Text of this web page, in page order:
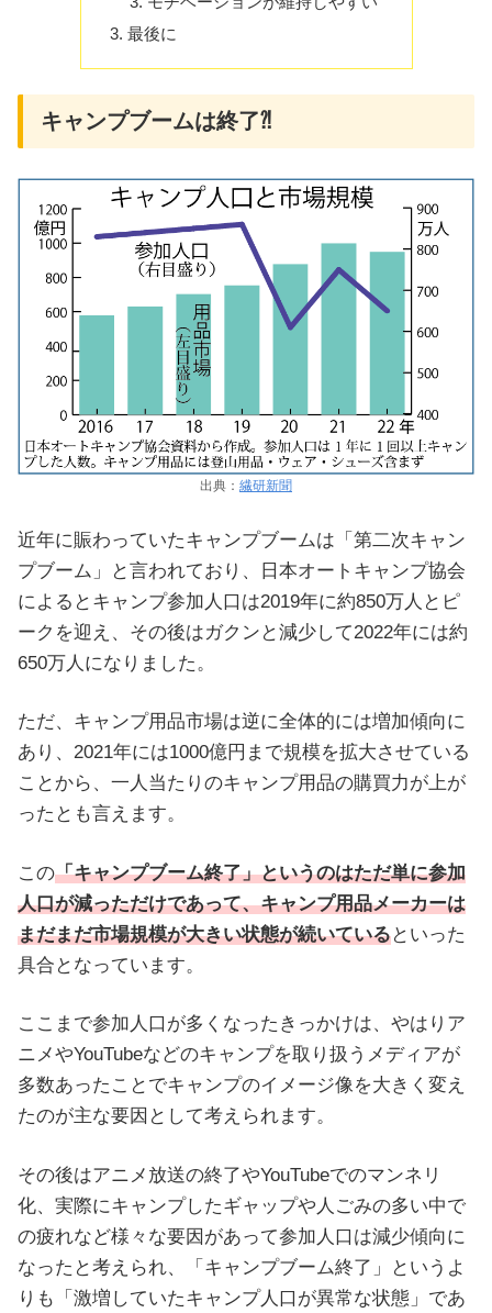
最後に
キャンプブームは終了⁈
出典： 繊研新聞
近年に賑わっていたキャンプブームは「第二次キャン
プブーム」と言われており、日本オートキャンプ協会
によるとキャンプ参加人口は2019年に約850万人とピ
ークを迎え、その後はガクンと減少して2022年には約
650万人になりました。
ただ、キャンプ用品市場は逆に全体的には増加傾向に
あり、2021年には1000億円まで規模を拡大させている
ことから、一人当たりのキャンプ用品の購買力が上が
ったとも言えます。
この「キャンプブーム終了」というのはただ単に参加
人口が減っただけであって、キャンプ用品メーカーは
まだまだ市場規模が大きい状態が続いているといった
具合となっています。
ここまで参加人口が多くなったきっかけは、やはりア
ニメやYouTubeなどのキャンプを取り扱うメディアが
多数あったことでキャンプのイメージ像を大きく変え
たのが主な要因として考えられます。
その後はアニメ放送の終了やYouTubeでのマンネリ
化、実際にキャンプしたギャップや人ごみの多い中で
の疲れなど様々な要因があって参加人口は減少傾向に
なったと考えられ、「キャンプブーム終了」というよ
りも「激増していたキャンプ人口が異常な状態」であ